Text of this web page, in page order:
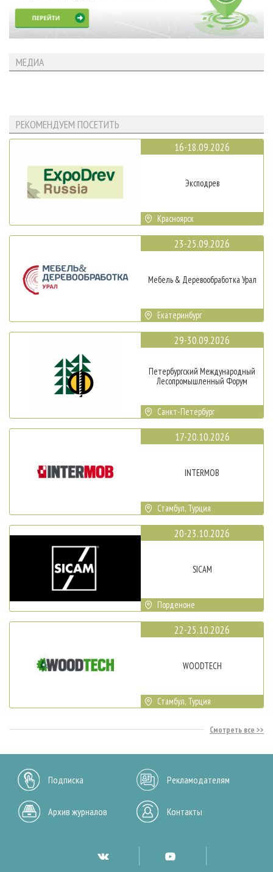
МЕДИА
РЕКОМЕНДУЕМ ПОСЕТИТЬ
16-18.09.2026
Эксподрев
Красноярск
23-25.09.2026
Мебель & Деревообработка Урал
Екатеринбург
29-30.09.2026
Петербургский Международный
Лесопромышленный Форум
Санкт-Петербург
17-20.10.2026
INTERMOB
Стамбул, Турция
20-23.10.2026
SICAM
Порденоне
22-25.10.2026
WOODTECH
Стамбул, Турция
Смотреть все
Подписка Рекламодателям
Архив журналов Контакты